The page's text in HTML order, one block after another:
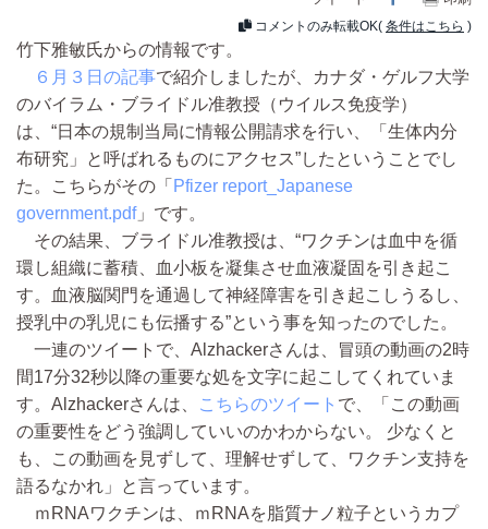
コメントのみ転載OK( 条件はこちら )
竹下雅敏氏からの情報です。
６月３日の記事で紹介しましたが、カナダ・ゲルフ大学
のバイラム・ブライドル准教授（ウイルス免疫学）
は、“日本の規制当局に情報公開請求を行い、「生体内分
布研究」と呼ばれるものにアクセス”したということでし
た。こちらがその「 Pfizer report_Japanese
government.pdf」です。
その結果、ブライドル准教授は、“ワクチンは血中を循
環し組織に蓄積、血小板を凝集させ血液凝固を引き起こ
す。血液脳関門を通過して神経障害を引き起こしうるし、
授乳中の乳児にも伝播する”という事を知ったのでした。
一連のツイートで、Alzhackerさんは、冒頭の動画の2時
間17分32秒以降の重要な処を文字に起こしてくれていま
す。Alzhackerさんは、
こちらのツイート で、「この動画
の重要性をどう強調していいのかわからない。 少なくと
も、この動画を見ずして、理解せずして、ワクチン支持を
語るなかれ」と言っています。
ｍRNAワクチンは、ｍRNAを脂質ナノ粒子というカプ